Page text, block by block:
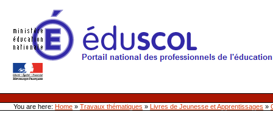
Site Web de l'ONL
Sections
Personal
toolsYou are here:Home » Travaux thématiques »Livres de Jeunesse et Apprentissages »